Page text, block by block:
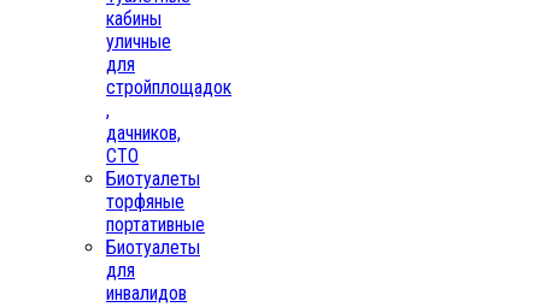
кабины
уличные
для
стройплощадок
,
дачников,
СТО
Биотуалеты
торфяные
портативные
Биотуалеты
для
инвалидов